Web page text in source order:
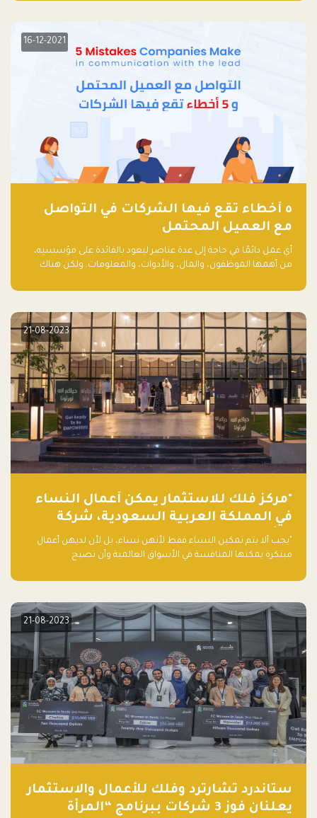
مشاركاً من أبرز صناديق رأس المال الجريء وممثلي المؤسسات
16-12-2021
٥ أخطاء تقع فيها الشركات في التواصل
مع العميل المحتمل
أي عمل دائمًا في حاجة إلى عدة عناصر ليعود بالفائدة على مؤسسيه،
من أهمها الموظفون، والمال، والأدوات، والمعلومات. ولكن هناك
أساسه ذلك العمل.
21-08-2023
"مركز فلك للاستثمار يمكّن أعمال النساء
في المملكة العربية السعودية، شركة
ناشئة تلو الأخرى."
"يجب ألا يتم تمكين النساء فقط لأنهن نساء، بل لأن لديهن أعمال
مبتكرة يمكنها المنافسة في الأسواق العالمية وأن تصبح
21-08-2023
ستاندرد تشارترد وفلك للأعمال والاستثمار
يعلنان فوز 3 شركات ببرنامج “المرأة